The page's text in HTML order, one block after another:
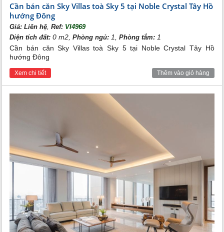
Cần bán căn Sky Villas toà Sky 5 tại Noble Crystal Tây Hồ
hướng Đông
Giá:Liên hệ ,Ref: VI4969
Diện tích đất: 0 m2,Phòng ngủ: 1,Phòng tắm: 1
Cần bán căn Sky Villas toà Sky 5 tại Noble Crystal Tây Hồ
hướng Đông
Xem chi tiết Thêm vào giỏ hàng